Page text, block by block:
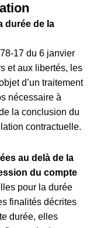
durée de la
17 du 6 janvier
et aux libertés, les
d’un traitement
nécessaire à
la conclusion du
contractuelle.
au delà de la
du compte
pour la durée
finalités décrites
durée, elles